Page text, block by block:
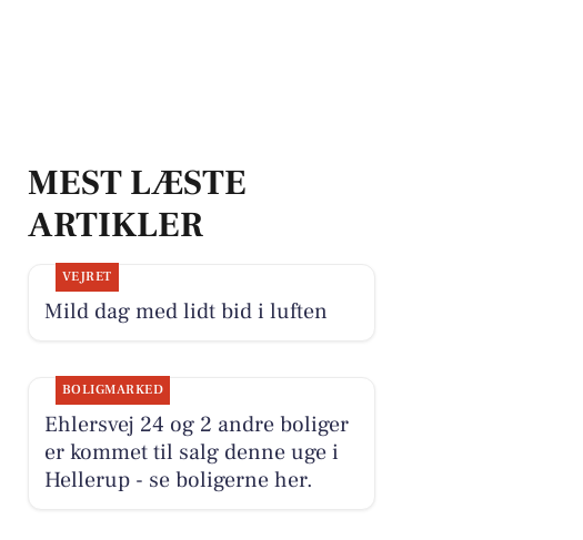
MEST LÆSTE
ARTIKLER
VEJRET
Mild dag med lidt bid i luften
BOLIGMARKED
Ehlersvej 24 og 2 andre boliger
er kommet til salg denne uge i
Hellerup - se boligerne her.